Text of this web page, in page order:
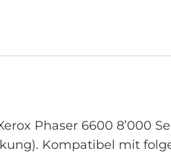
Phaser 6600 8’000
Kompatibel mit